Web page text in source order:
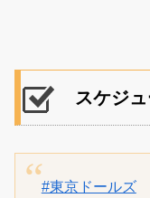
スケジ
#東京ドールズ